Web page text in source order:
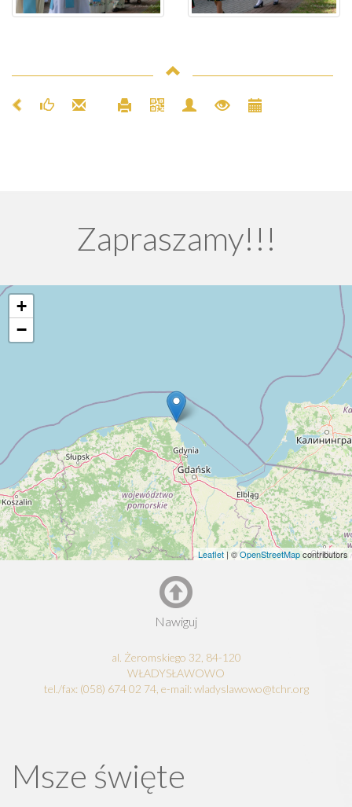
Zapraszamy!!!
+
−
Leaflet | ©OpenStreetMapcontributors
Nawiguj
al. Żeromskiego 32, 84-120
WŁADYSŁAWOWO
tel./fax: (058) 674 02 74, e-mail: wladyslawowo@tchr.org
Msze święte